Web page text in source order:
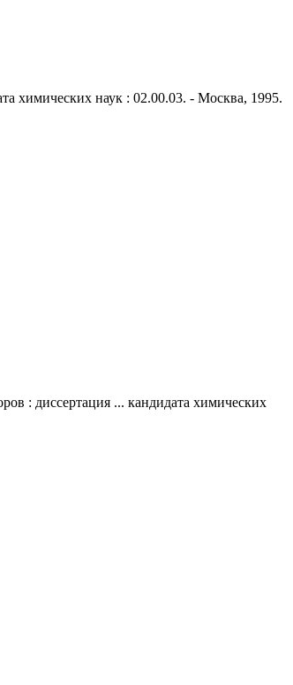
химических наук : 02.00.03. - Москва, 1995.
: диссертация ... кандидата химических